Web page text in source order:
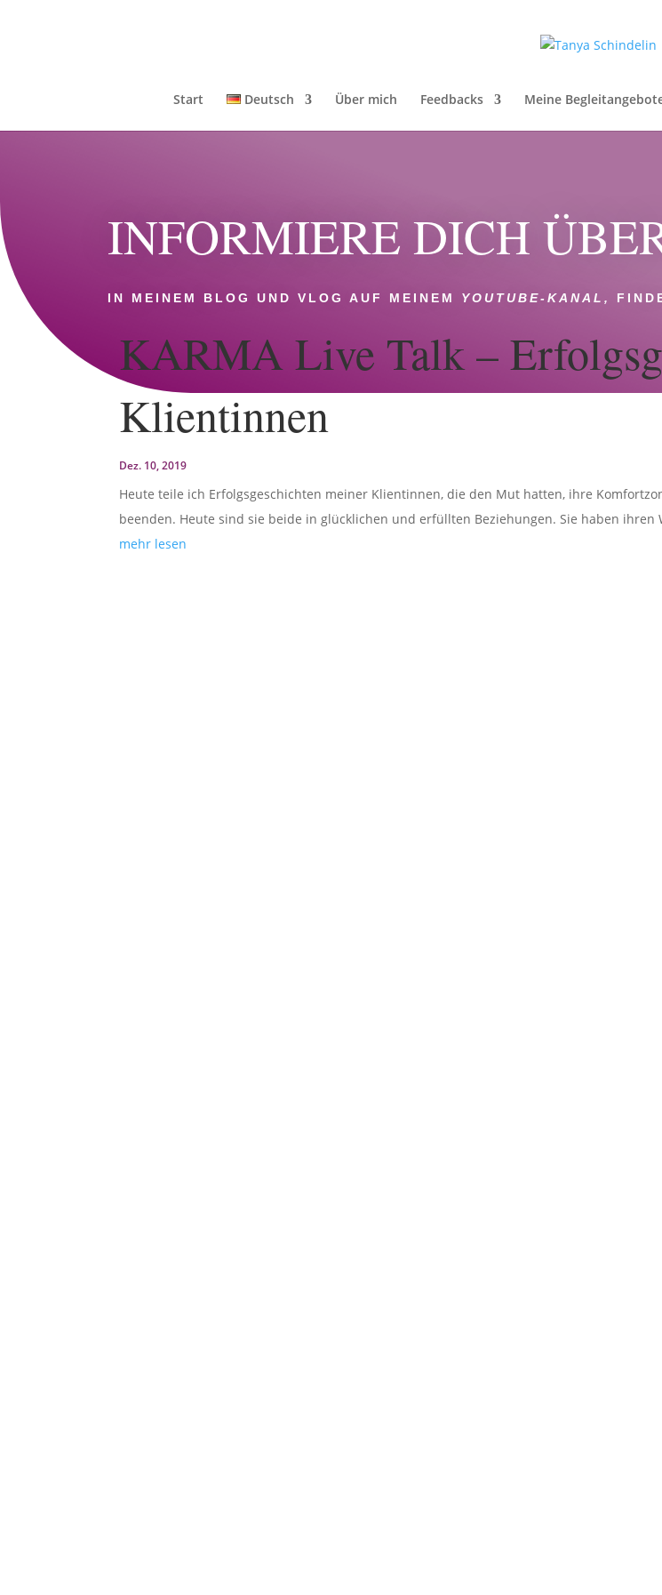
Start Deutsch Über mich Feedbacks Meine
INFORMIERE DICH
IN MEINEM BLOG UND VLOG AUF MEINEM YOUTUBE-KANAL,
KARMA Live Talk –
Klientinnen
Dez. 10, 2019
Heute teile ich Erfolgsgeschichten meiner Klientinnen, die den Mut hatten, ihre
beenden. Heute sind sie beide in glücklichen und erfüllten Beziehungen. Sie haben ihren
mehr lesen